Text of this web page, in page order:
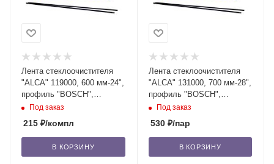
Лента стеклоочистителя
"ALCA" 119000, 600 мм-24",
профиль "BOSCH",
силикон, 2 шт. /100
Под заказ
215 ₽/компл
В КОРЗИНУ
Лента стеклоочистителя
"ALCA" 131000, 700 мм-28",
профиль "BOSCH",
силикон, 2 шт. /100
Под заказ
530₽/пар
В КОРЗИНУ